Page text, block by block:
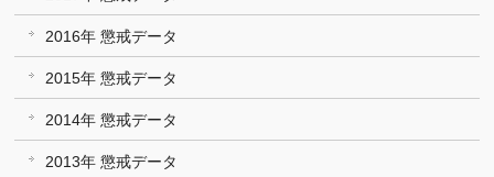
2016年 懲戒データ
2015年 懲戒データ
2014年 懲戒データ
2013年 懲戒データ